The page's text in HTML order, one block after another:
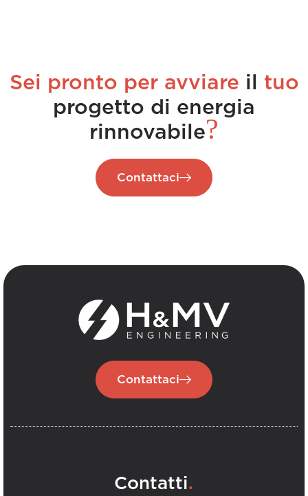
Sei pronto per avviare il tuo
progetto di energia
rinnovabile?
Contattaci
Contattaci
Contatti.